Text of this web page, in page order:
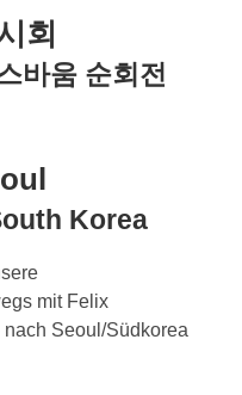
회
바움 순회전
Korea
mit Felix
Seoul/Südkorea